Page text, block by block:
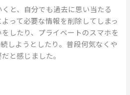
と、自分でも過去に思い当たる
って必要な情報を削除してしまっ
したり、プライベートのスマホを
しようとしたり。普段何気なくや
と感じました。